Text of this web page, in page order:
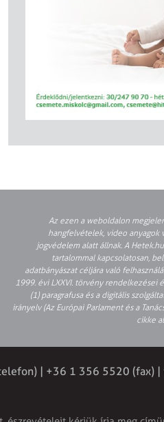
Az ezen a weboldalon
hangfelvételek, video anyagok
jogvédelem alatt állnak. A
tartalommal kapcsolatosan,
adatbányászat céljára való
1999. évi LXXVI. törvény rendelkezései
(1) paragrafusa és a digitális
irányelv (Az Európai Parlament és a
cikke
| +36 1 356 5520 (fax) |